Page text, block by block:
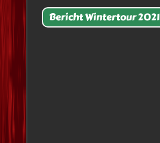
Bericht Wintertour 2021